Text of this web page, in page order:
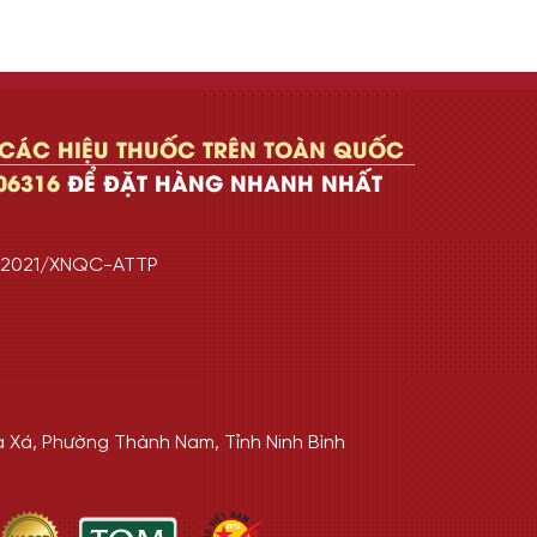
HIỆU THUỐC TRÊN TOÀN QUỐC
ĐỂ ĐẶT HÀNG NHANH NHẤT
XNQC-ATTP
Xá, Phường Thành Nam, Tỉnh Ninh Bình